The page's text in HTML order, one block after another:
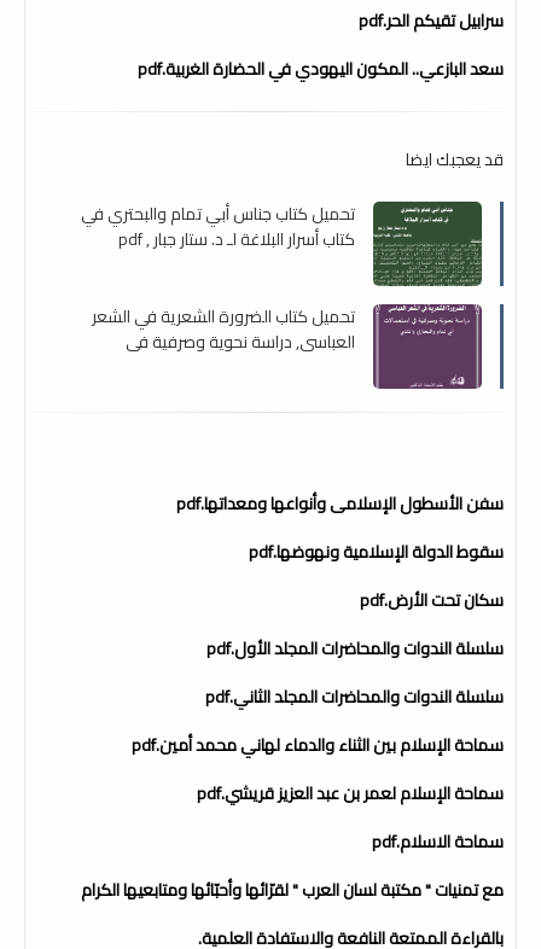
سرابيل تقيكم الحر.pdf
سعد البازعي.. المكون اليهودي في الحضارة الغربية.pdf
قد يعجبك ايضا
تحميل كتاب جناس أبي تمام والبحتري في
كتاب أسرار البلاغة لـ د. ستار جبار , pdf
تحميل كتاب الضرورة الشعرية في الشعر
العباسي, دراسة نحوية وصرفية في
سفن الأسطول الإسلامى وأنواعها ومعداتها.pdf
سقوط الدولة الإسلامية ونهوضها.pdf
سكان تحت الأرض.pdf
سلسلة الندوات والمحاضرات المجلد الأول.pdf
سلسلة الندوات والمحاضرات المجلد الثاني.pdf
سماحة الإسلام بين الثناء والدماء لهاني محمد أمين.pdf
سماحة الإسلام لعمر بن عبد العزيز قريشي.pdf
سماحة الاسلام.pdf
مع تمنيات " مكتبة لسان العرب " لقرّائها وأحبّائها ومتابعيها الكرام
بالقراءة الممتعة النافعة والاستفادة العلمية.